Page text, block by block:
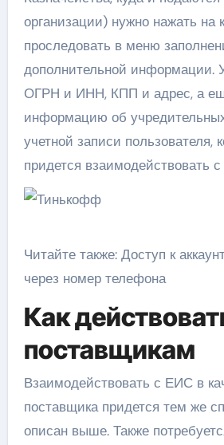
организации) нужно нажать на
проследовать в меню
дополнительной информации.
ОГРН и ИНН, КПП и адрес, а
информацию об
учетной записи пользователя,
придется взаимодействовать
Читайте также: Доступ к
через номер телефона
Как
поставщикам
Взаимодействовать с ЕИС в
поставщика придется тем же
описан выше. Также